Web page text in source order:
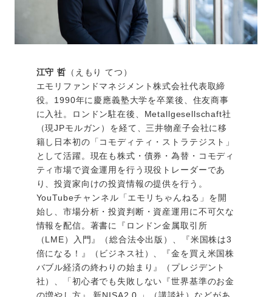
江守 哲 （えもり てつ）
エモリファンドマネジメント株式会社代表取締
役。1990年に慶應義塾大学を卒業後、住友商事
に入社。ロンドン駐在後、Metallgesellschaft社
（現JPモルガン）を経て、三井物産子会社に移
籍し日本初の「コモディティ・ストラテジスト」
として活躍。現在も株式・債券・為替・コモディ
ティ市場で資金運用を行う現役トレーダーであ
り、投資家向けの投資情報の提供を行う。
YouTubeチャンネル「エモリちゃんねる」を開
始し、市場分析・投資判断・資産運用に不可欠な
情報を配信。著書に『ロンドン金属取引所
（LME）入門』（総合法令出版）、『米国株は3
倍になる！』（ビジネス社）、『金を買え米国株
バブル経済の終わりの始まり』（プレジデント
社）、「初心者でも失敗しない『世界基準のお金